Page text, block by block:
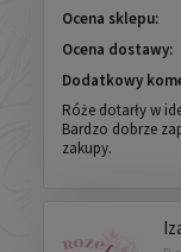
Ocena sklepu:
Ocena dostawy:
Dodatkowy
Róże dotarły w
Bardzo dobrze
zakupy.